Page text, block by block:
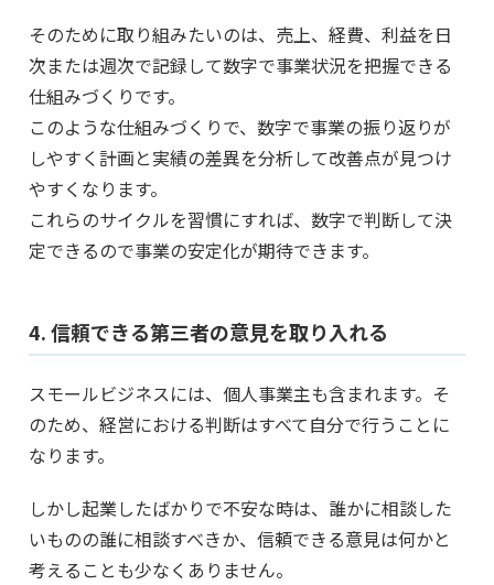
そのために取り組みたいのは、売上、経費、利益を日
次または週次で記録して数字で事業状況を把握できる
仕組みづくりです。
このような仕組みづくりで、数字で事業の振り返りが
しやすく計画と実績の差異を分析して改善点が見つけ
やすくなります。
これらのサイクルを習慣にすれば、数字で判断して決
定できるので事業の安定化が期待できます。
4. 信頼できる第三者の意見を取り入れる
スモールビジネスには、個人事業主も含まれます。そ
のため、経営における判断はすべて自分で行うことに
なります。
しかし起業したばかりで不安な時は、誰かに相談した
いものの誰に相談すべきか、信頼できる意見は何かと
考えることも少なくありません。